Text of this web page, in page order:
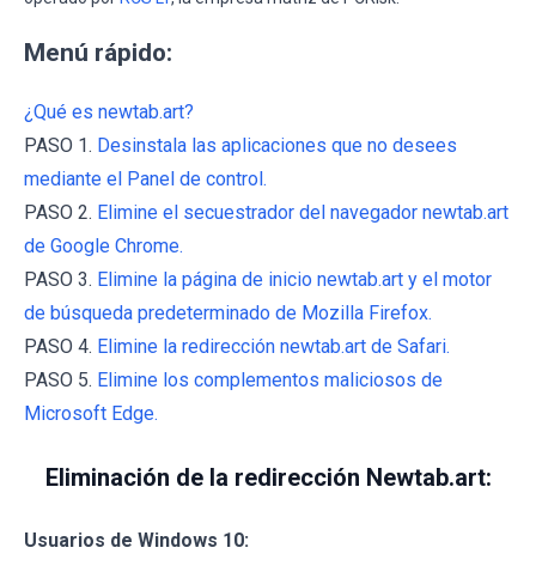
Menú rápido:
¿Qué es newtab.art?
PASO 1. Desinstala las aplicaciones que no desees
mediante el Panel de control.
PASO 2. Elimine el secuestrador del navegador newtab.art
de Google Chrome.
PASO 3. Elimine la página de inicio newtab.art y el motor
de búsqueda predeterminado de Mozilla Firefox.
PASO 4. Elimine la redirección newtab.art de Safari.
PASO 5. Elimine los complementos maliciosos de
Microsoft Edge.
Eliminación de la redirección Newtab.art:
Usuarios de Windows 10: